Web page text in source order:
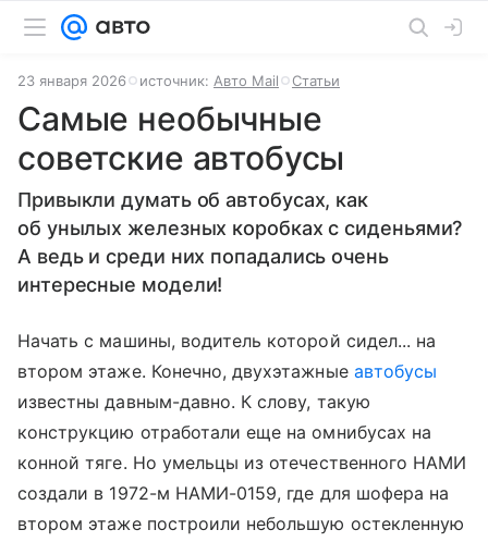
23 января 2026 источник: Авто Mail Статьи
Самые необычные
советские автобусы
Привыкли думать об автобусах, как
об унылых железных коробках с сиденьями?
А ведь и среди них попадались очень
интересные модели!
Начать с машины, водитель которой сидел... на
втором этаже. Конечно, двухэтажные автобусы
известны давным-давно. К слову, такую
конструкцию отработали еще на омнибусах на
конной тяге. Но умельцы из отечественного НАМИ
создали в 1972-м НАМИ-0159, где для шофера на
втором этаже построили небольшую остекленную